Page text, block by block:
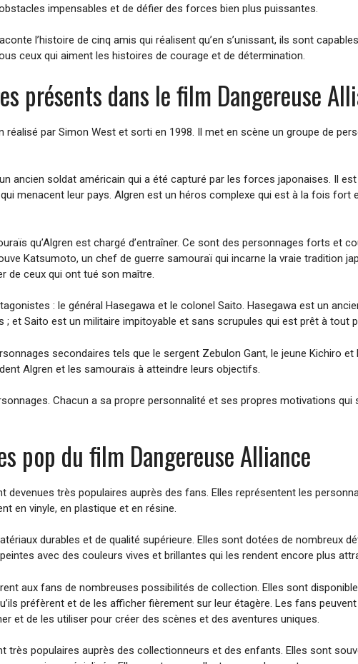
impensables et de défier des forces bien plus puissantes.
l’histoire de cinq amis qui réalisent qu’en s’unissant, ils sont
ceux qui aiment les histoires de courage et de détermination.
présents dans le film Dangereuse
réalisé par Simon West et sorti en 1998. Il met en scène un groupe de
ancien soldat américain qui a été capturé par les forces japonaises. Il
menacent leur pays. Algren est un héros complexe qui est à la fois fort
qu’Algren est chargé d’entraîner. Ce sont des personnages forts et
Katsumoto, un chef de guerre samouraï qui incarne la vraie tradition
de ceux qui ont tué son maître.
: le général Hasegawa et le colonel Saito. Hasegawa est un
; et Saito est un militaire impitoyable et sans scrupules qui est prêt à tout
secondaires tels que le sergent Zebulon Gant, le jeune Kichiro
Algren et les samouraïs à atteindre leurs objectifs.
Chacun a sa propre personnalité et ses propres motivations qui
pop du film Dangereuse Alliance
devenues très populaires auprès des fans. Elles représentent les
en vinyle, en plastique et en résine.
durables et de qualité supérieure. Elles sont dotées de nombreux
avec des couleurs vives et brillantes qui les rendent encore plus
aux fans de nombreuses possibilités de collection. Elles sont
préfèrent et de les afficher fièrement sur leur étagère. Les fans
et de les utiliser pour créer des scènes et des aventures uniques.
très populaires auprès des collectionneurs et des enfants. Elles sont